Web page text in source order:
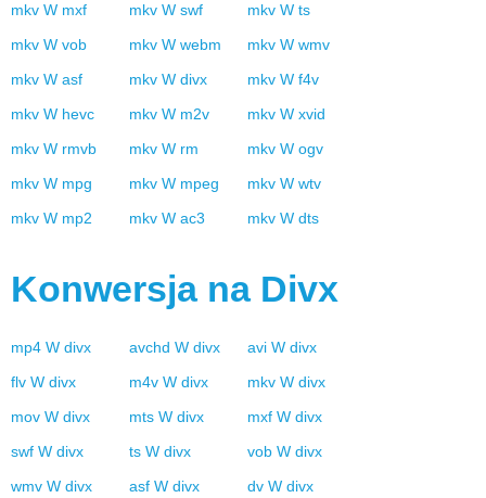
mkv W mxf mkv W swf mkv W ts
mkv W vob mkv W webm mkv W wmv
mkv W asf mkv W divx mkv W f4v
mkv W hevc mkv W m2v mkv W xvid
mkv W rmvb mkv W rm mkv W ogv
mkv W mpg mkv W mpeg mkv W wtv
mkv W mp2 mkv W ac3 mkv W dts
Konwersja na Divx
mp4 W divx avchd W divx avi W divx
flv W divx m4v W divx mkv W divx
mov W divx mts W divx mxf W divx
swf W divx ts W divx vob W divx
wmv W divx asf W divx dv W divx